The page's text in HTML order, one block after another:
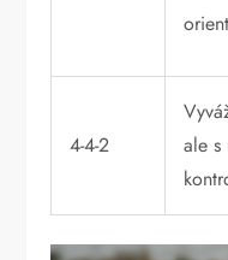
4-4-2
ale s